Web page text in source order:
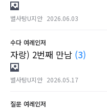
별사탕U지안 2026.06.03
수다 여레인저
자랑) 2번째 만남 (3)
별사탕U지안 2026.05.17
질문 여레인저